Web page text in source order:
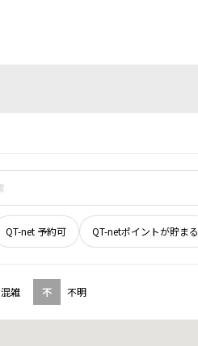
QT-net 予約可 QT-netポイントが貯まる
混雑 不 不明